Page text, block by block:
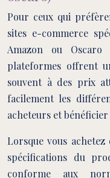
Pour ceux qui
sites e-commerce
Amazon ou Oscaro
plateformes offrent
souvent à des prix
facilement les
acheteurs et
Lorsque vous
spécifications du
conforme aux